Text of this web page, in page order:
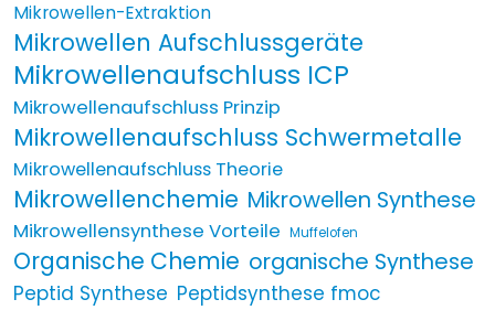
Mikrowellen-Extraktion
Mikrowellen Aufschlussgeräte
Mikrowellenaufschluss ICP
Mikrowellenaufschluss Prinzip
Mikrowellenaufschluss Schwermetalle
Mikrowellenaufschluss Theorie
Mikrowellenchemie Mikrowellen Synthese
Mikrowellensynthese Vorteile Muffelofen
Organische Chemie organische Synthese
Peptid Synthese Peptidsynthese fmoc